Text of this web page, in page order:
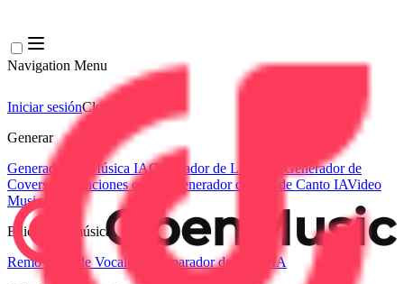
Navigation Menu
Iniciar sesiónClose menu
Generar
Generador de Música IAGenerador de Letras IA Generador de
Covers de Canciones con IA
Generador de Voz de Canto IAVideo
Musical IA
Edición de música
Removedor de Vocales AI
Separador de Pistas IA